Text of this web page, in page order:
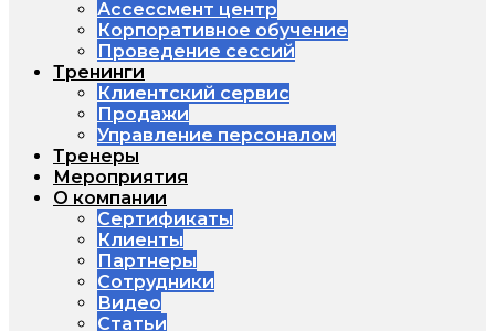
Ассессмент центр
Корпоративное обучение
Проведение сессий
Тренинги
Клиентский сервис
Продажи
Управление персоналом
Тренеры
Мероприятия
О компании
Сертификаты
Клиенты
Партнеры
Сотрудники
Видео
Статьи